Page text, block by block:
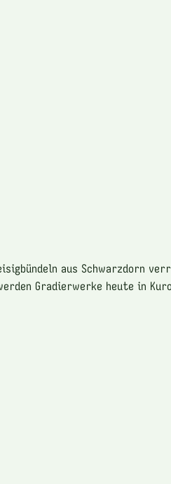
aus Schwarzdorn
Gradierwerke heute in